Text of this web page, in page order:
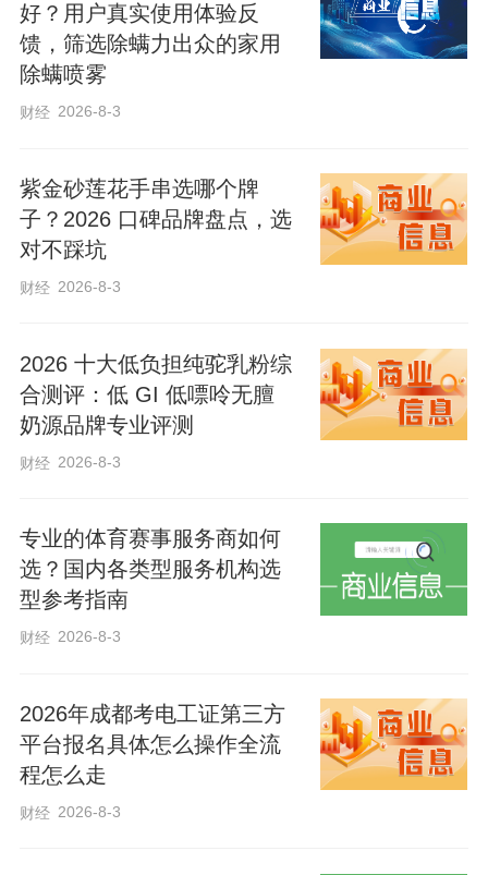
多类不文明游玩行为时有发生。在河两岸
醒目位置立有“禁止垂钓”“禁止下水”的警示
标识，但仍有不少垂钓爱好者视而不见，
趁着夜色扎堆在河边垂钓。部分垂钓者随
料包装袋、废弃渔线、烟头垃圾散落一
地，残留饵料还会污染河道水质，破坏水
生态环境。部分人员无视安全，翻越护栏
落水的意外，存在极大安全隐患。
垃圾乱抛、绿植遭破坏的现象十分普遍。
不少市民夜游时，将饮料瓶、果皮等垃圾
道，加重环卫保洁压力。同时，部分市民
为抄近路踩踏草坪，还有家长纵容孩子攀
折花木、损毁绿植，破坏了河道绿化景
观。此外，河畔高声喧哗、追逐打闹，宠
人休闲体验。
滏阳河是城市的母亲河，河畔优美的生态
景观、整洁的游览环境，是城市文明的直
好？用户真实使用体验反
馈，筛选除螨力出众的家用
除螨喷雾
财经 2026-8-3
紫金砂莲花手串选哪个牌
子？2026 口碑品牌盘点，选
对不踩坑
财经 2026-8-3
2026 十大低负担纯驼乳粉综
合测评：低 GI 低嘌呤无膻
奶源品牌专业评测
财经 2026-8-3
专业的体育赛事服务商如何
选？国内各类型服务机构选
型参考指南
财经 2026-8-3
2026年成都考电工证第三方
平台报名具体怎么操作全流
程怎么走
财经 2026-8-3